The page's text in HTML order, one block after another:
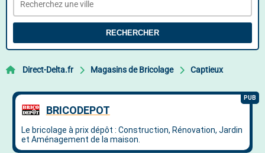
RECHERCHER
Direct-Delta.fr Magasins de Bricolage Captieux